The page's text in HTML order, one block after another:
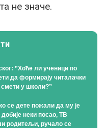
не значе.
”Хоће ли ученици по
да формирају читалачки
у школи?”
се дете пожали да му је
неки посао, ТВ
родитељи, ручало се